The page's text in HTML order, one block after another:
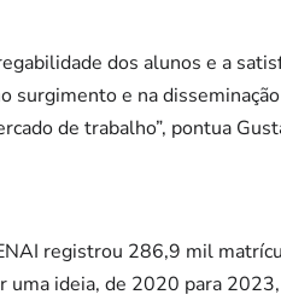
dos alunos e a
surgimento e na
de trabalho”, pontua
registrou 286,9 mil
uma ideia, de 2020 para